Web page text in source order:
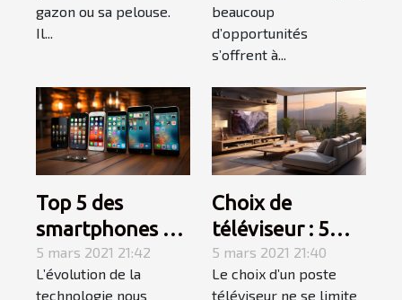
gazon ou sa pelouse.
Il...
beaucoup
d’opportunités
s’offrent à...
Top 5 des
smartphones à
absolument
acheter
5 mars 2021 21:42
L’évolution de la
technologie nous
Choix de
téléviseur : 5
caractéristiques
à prendre en
5 mars 2021 21:40
Le choix d’un poste
téléviseur ne se limite